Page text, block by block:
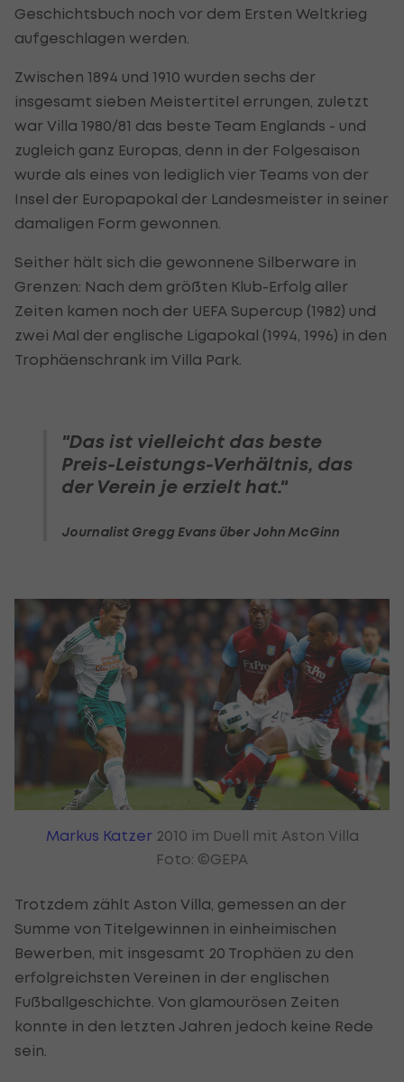
Geschichtsbuch noch vor dem Ersten Weltkrieg
aufgeschlagen werden.
Zwischen 1894 und 1910 wurden sechs der
insgesamt sieben Meistertitel errungen, zuletzt
war Villa 1980/81 das beste Team Englands - und
zugleich ganz Europas, denn in der Folgesaison
wurde als eines von lediglich vier Teams von der
Insel der Europapokal der Landesmeister in seiner
damaligen Form gewonnen.
Seither hält sich die gewonnene Silberware in
Grenzen: Nach dem größten Klub-Erfolg aller
Zeiten kamen noch der UEFA Supercup (1982) und
zwei Mal der englische Ligapokal (1994, 1996) in den
Trophäenschrank im Villa Park.
"Das ist vielleicht das beste
Preis-Leistungs-Verhältnis, das
der Verein je erzielt hat."
Journalist Gregg Evans über John McGinn
Markus Katzer2010 im Duell mit Aston Villa
Foto: ©GEPA
Trotzdem zählt Aston Villa, gemessen an der
Summe von Titelgewinnen in einheimischen
Bewerben, mit insgesamt 20 Trophäen zu den
erfolgreichsten Vereinen in der englischen
Fußballgeschichte. Von glamourösen Zeiten
konnte in den letzten Jahren jedoch keine Rede
sein.